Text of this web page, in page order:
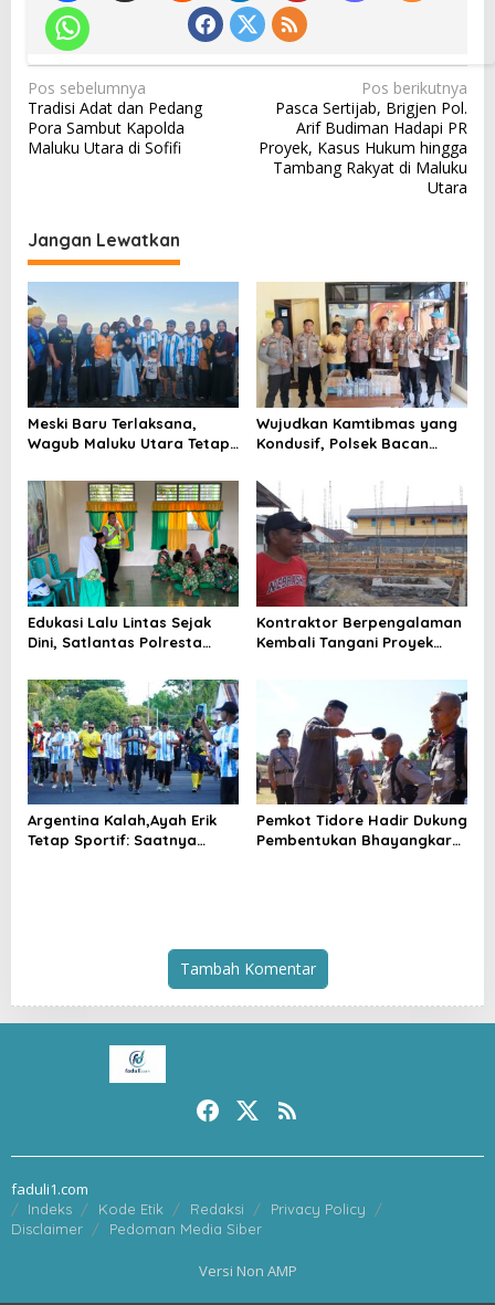
N
a
v
a
s
i
p
o
s
Pos sebelumnya
Tradisi Adat dan Pedang
Pora Sambut Kapolda
Maluku Utara di Sofifi
Pos berikutnya
Pasca Sertijab, Brigjen Pol.
Arif Budiman Hadapi PR
Proyek, Kasus Hukum hingga
Tambang Rakyat di Maluku
Utara
Jangan Lewatkan
Meski Baru Terlaksana,
Wagub Maluku Utara Tetap
Pantai Tugulufa
Wujudkan Kamtibmas yang
Kondusif, Polsek Bacan
Peredaran Miras Cap Tikus
Edukasi Lalu Lintas Sejak
Dini, Satlantas Polresta
School_ di MIN 1 Kota
Tidore Kepulauan
Kontraktor Berpengalaman
Kembali Tangani Proyek
Mess Senilai Rp4,76 Miliar
Resmi Dimulai
Argentina Kalah,Ayah Erik
Tetap Sportif: Saatnya
Pemkot Tidore Hadir Dukung
Pembentukan Bhayangkara
Tambah Komentar
faduli1.com
Indeks Kode Etik Redaksi
Privacy Policy
Disclaimer
Pedoman Media Siber
Versi Non AMP